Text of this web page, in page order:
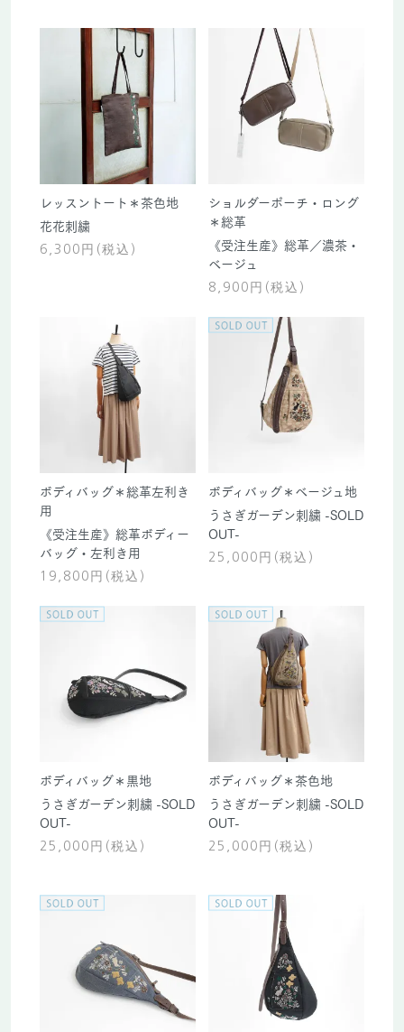
レッスントート＊茶色地
花花刺繍
6,300円(税込)
ショルダーポーチ・ロング
＊総革
《受注生産》総革／濃茶・
ベージュ
8,900円(税込)
ボディバッグ＊総革左利き
用
《受注生産》総革ボディー
バッグ・左利き用
19,800円(税込)
ボディバッグ＊ベージュ地
うさぎガーデン刺繍 -SOLD
OUT-
25,000円(税込)
ボディバッグ＊黒地
うさぎガーデン刺繍 -SOLD
OUT-
25,000円(税込)
ボディバッグ＊茶色地
うさぎガーデン刺繍 -SOLD
OUT-
25,000円(税込)